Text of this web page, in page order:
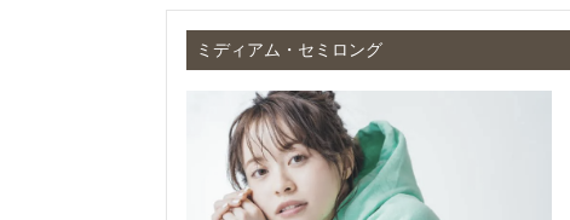
ミディアム・セミロング